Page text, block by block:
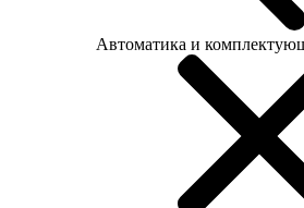
Автоматика и